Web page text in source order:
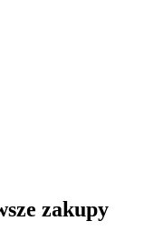
zakupy